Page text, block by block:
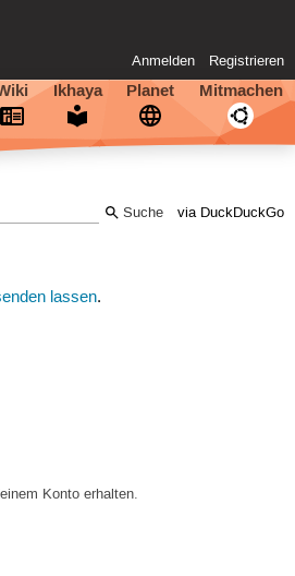
Anmelden Registrieren
Ikhaya Planet Mitmachen
via DuckDuckGo
lassen.
Konto erhalten.